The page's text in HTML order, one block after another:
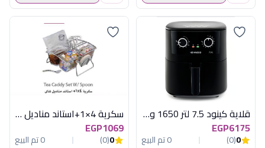
قلاية كينود 7.5 لتر 1650 وات اسود
EGP6175
0
(0)
0 تم البيع
سكرية 4×1+استاند مناديل وشاي
EGP1069
0
(0)
0 تم البيع